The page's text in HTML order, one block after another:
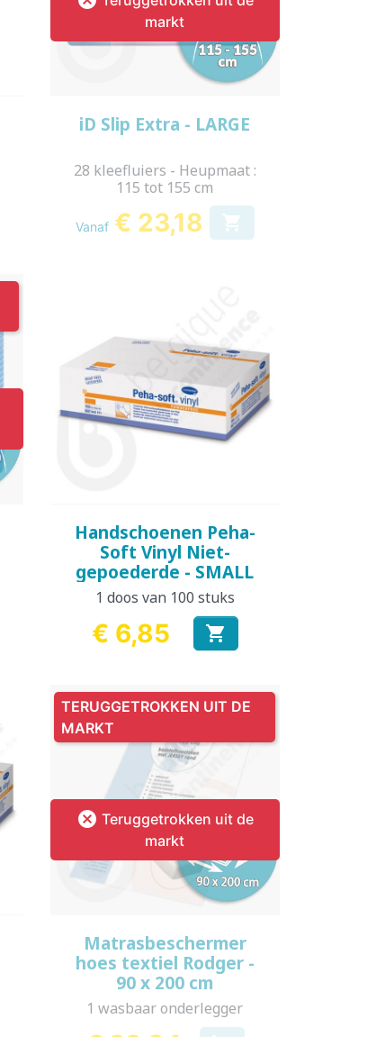
markt
iD Slip Extra - LARGE
28 kleefluiers - Heupmaat :
115 tot 155 cm
Vanaf € 23,18 
Snel bekijken
Handschoenen Peha-
Soft Vinyl Niet-
gepoederde - SMALL
1 doos van 100 stuks
Prijs
€ 6,85 
 Teruggetrokken uit de
markt
Snel bekijken
Matrasbeschermer
hoes textiel Rodger -
90 x 200 cm
1 wasbaar onderlegger
TERUGGETROKKEN UIT DE
MARKT